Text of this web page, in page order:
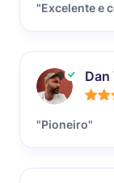
"Excelente e
Dan
"Pioneiro"